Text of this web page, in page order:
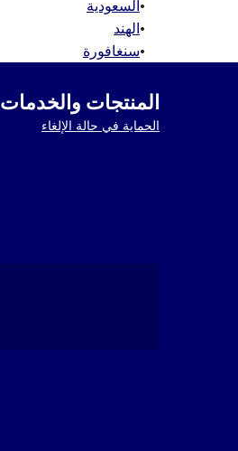
•السعودية
•الهند
•سنغافورة
المنتجات والخدمات
الحماية في حالة الإلغاء